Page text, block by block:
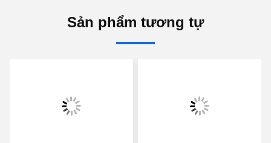
chảy và vinyl truyền nhiệt?
(1) Đối với màng kết dính nóng chảy là màng kết
dính với giấy phát hành.Màng rắn ở nhiệt độ phòng
dính nóng chảy có hiệu suất khác nhau và cách sử
dụng khác nhau.